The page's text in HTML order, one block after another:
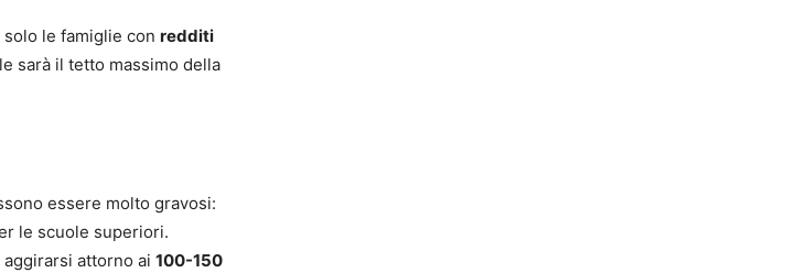
le famiglie con redditi
sarà il tetto massimo della
essere molto gravosi:
le scuole superiori.
attorno ai 100-150